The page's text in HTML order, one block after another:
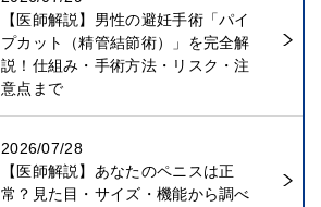
【医師解説】男性の避妊手術「パイ
プカット（精管結節術）」を完全解
説！仕組み・手術方法・リスク・注
意点まで
2026/07/28
【医師解説】あなたのペニスは正
常？見た目・サイズ・機能から調べ